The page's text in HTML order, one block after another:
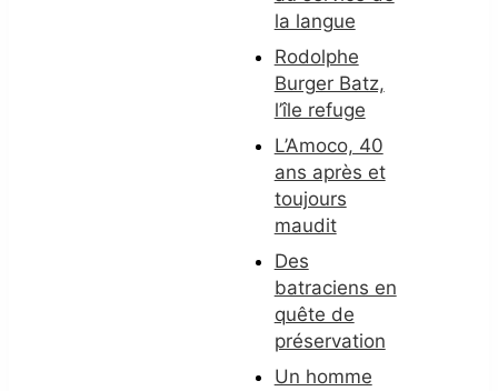
la langue
Rodolphe
Burger Batz,
l’île refuge
L’Amoco, 40
ans après et
toujours
maudit
Des
batraciens en
quête de
préservation
Un homme